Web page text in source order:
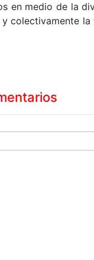
en medio de la
colectivamente